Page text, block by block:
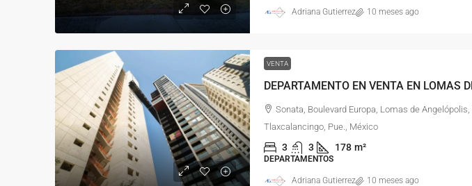
Adriana Gutierrez 10 meses ago
VENTA
Sonata, Boulevard Europa, Lomas de
Tlaxcalancingo, Pue., México
3 3 178 m²
DEPARTAMENTOS
Adriana Gutierrez 10 meses ago